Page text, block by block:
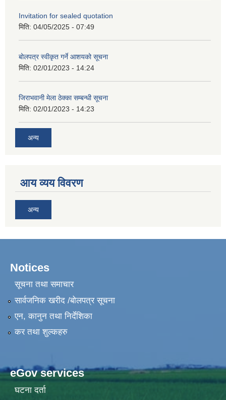
Invitation for sealed quotation
मिति: 04/05/2025 - 07:49
बोलपत्र स्वीकृत गर्ने आशयको सूचना
मिति: 02/01/2023 - 14:24
जिराभवानी मेला ठेक्का सम्बन्धी सूचना
मिति: 02/01/2023 - 14:23
अन्य
आय व्यय विवरण
अन्य
Notices
सूचना तथा समाचार
सार्वजनिक खरीद /बोलपत्र सूचना
एन, कानुन तथा निर्देशिका
कर तथा शुल्कहरु
eGov services
घटना दर्ता